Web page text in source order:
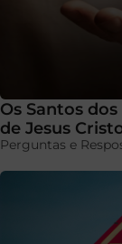
Os Santos
de Jesus
Perguntas e